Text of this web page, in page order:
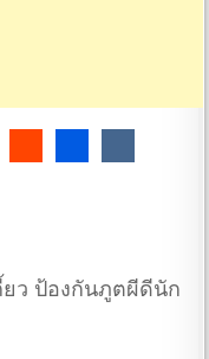
ว ป้องกันภูตผีดีนัก